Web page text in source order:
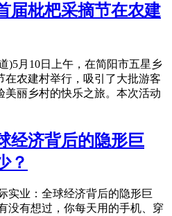
届枇杷采摘节在农建
)5月10日上午，在简阳市五星乡
在农建村举行，吸引了大批游客
美丽乡村的快乐之旅。本次活动
经济背后的隐形巨
？
实业：全球经济背后的隐形巨
没有想过，你每天用的手机、穿